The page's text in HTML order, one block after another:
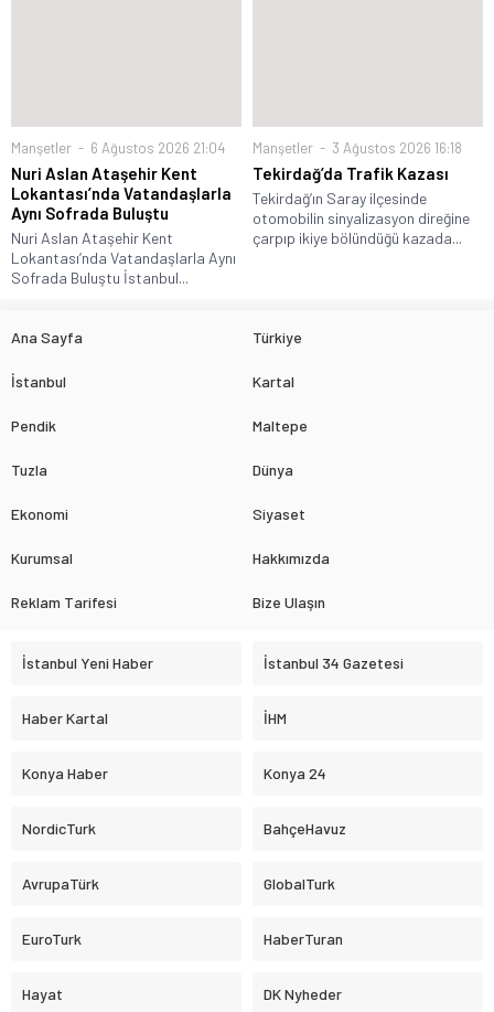
Manşetler 6 Ağustos 2026 21:04
Nuri Aslan Ataşehir Kent
Lokantası’nda Vatandaşlarla
Aynı Sofrada Buluştu
Nuri Aslan Ataşehir Kent
Lokantası’nda Vatandaşlarla Aynı
Sofrada Buluştu İstanbul...
Manşetler 3 Ağustos 2026 16:18
Tekirdağ’da Trafik Kazası
Tekirdağ’ın Saray ilçesinde
otomobilin sinyalizasyon direğine
çarpıp ikiye bölündüğü kazada...
Ana Sayfa Türkiye
İstanbul Kartal
Pendik Maltepe
Tuzla Dünya
Ekonomi Siyaset
Kurumsal Hakkımızda
Reklam Tarifesi Bize Ulaşın
İstanbul Yeni Haber İstanbul 34 Gazetesi
Haber Kartal İHM
Konya Haber Konya 24
NordicTurk BahçeHavuz
AvrupaTürk GlobalTurk
EuroTurk HaberTuran
Hayat DK Nyheder